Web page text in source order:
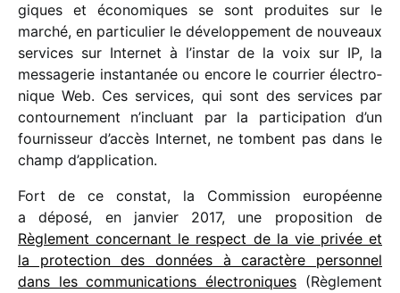
giques et écono­miques se sont produites sur le
marché, en parti­cu­lier le déve­lop­pe­ment de nouveaux
services sur Internet à l’instar de la voix sur IP, la
messa­ge­rie instan­ta­née ou encore le cour­rier élec­tro­
nique Web. Ces services, qui sont des services par
contour­ne­ment n’incluant par la parti­ci­pa­tion d’un
four­nis­seur d’accès Internet, ne tombent pas dans le
champ d’application.
Fort de ce constat, la Commission euro­péenne
a déposé, en janvier 2017, une propo­si­tion de
Règlement concer­nant le respect de la vie privée et
la protec­tion des données à carac­tère person­nel
dans les commu­ni­ca­tions élec­tro­niques (Règlement